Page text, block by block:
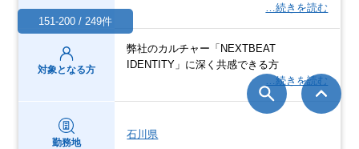
…続きを読む
対象となる方
弊社のカルチャー「NEXTBEAT
IDENTITY」に深く共感できる方
…続きを読む
勤務地
石川県
151-200 / 249件